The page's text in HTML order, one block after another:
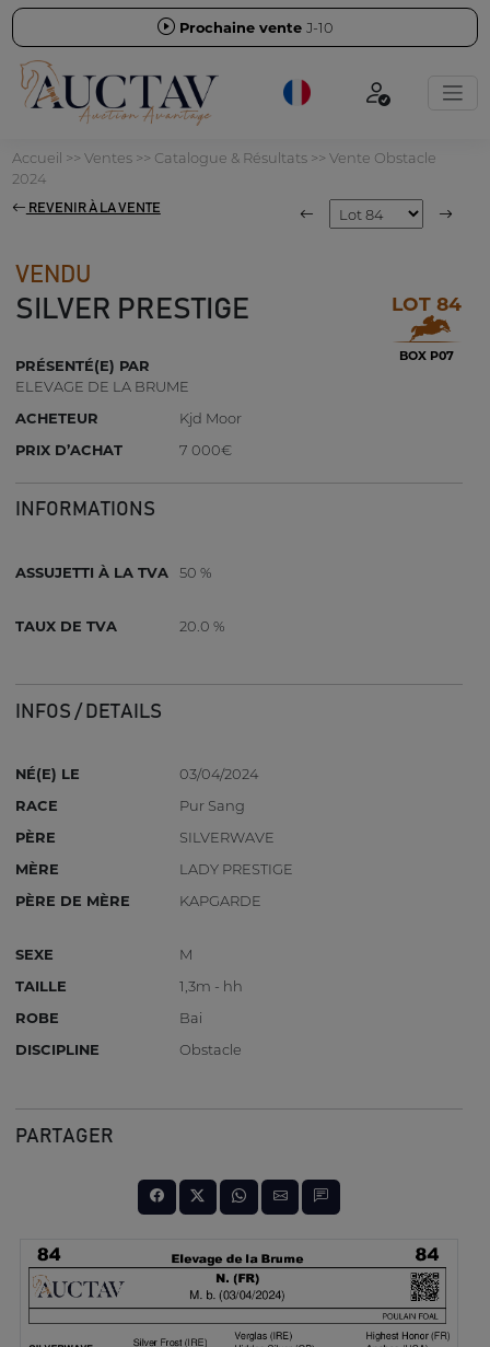
Prochaine vente J-10
Accueil >> Ventes>> Catalogue & Résultats>> Vente Obstacle
2024
REVENIR À LA VENTE
VENDU
SILVER PRESTIGE LOT 84
BOX P07
PRÉSENTÉ(E) PAR
ELEVAGE DE LA BRUME
ACHETEUR
Kjd Moor
PRIX D’ACHAT
7 000€
INFORMATIONS
ASSUJETTI À LA TVA 50 %
TAUX DE TVA 20.0 %
INFOS / DETAILS
NÉ(E) LE
03/04/2024
RACE
Pur Sang
PÈRE
SILVERWAVE
MÈRE
LADY PRESTIGE
PÈRE DE MÈRE
KAPGARDE
SEXE
M
TAILLE
1,3m - hh
ROBE
Bai
DISCIPLINE
Obstacle
PARTAGER